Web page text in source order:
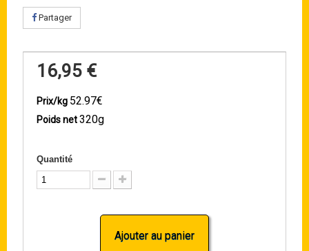
Partager
16,95 €
Prix/kg 52.97€
Poids net320g
Quantité
Ajouter au panier